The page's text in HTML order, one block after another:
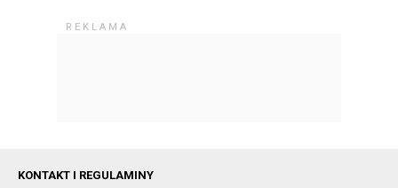
KONTAKT I REGULAMINY